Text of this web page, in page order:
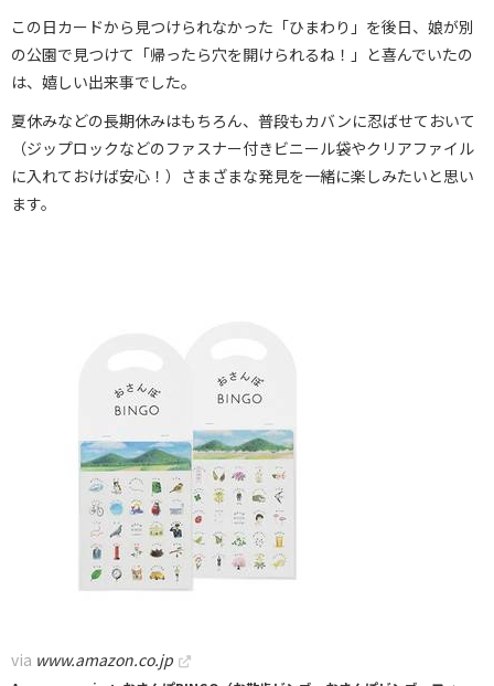
この日カードから見つけられなかった「ひまわり」を後日、娘が別
の公園で見つけて「帰ったら穴を開けられるね！」と喜んでいたの
は、嬉しい出来事でした。
夏休みなどの長期休みはもちろん、普段もカバンに忍ばせておいて
（ジップロックなどのファスナー付きビニール袋やクリアファイル
に入れておけば安心！）さまざまな発見を一緒に楽しみたいと思い
ます。
via www.amazon.co.jp